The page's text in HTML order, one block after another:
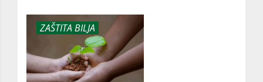
ZAŠTITA BILJA